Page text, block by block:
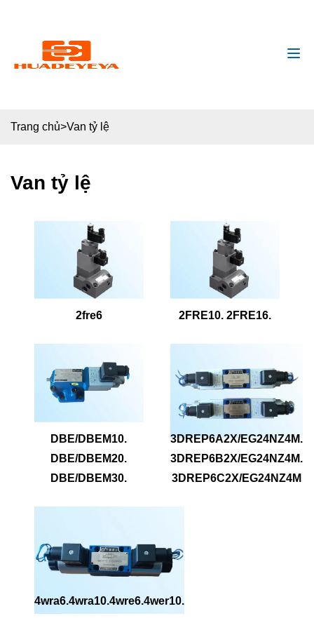
Trang chủ>Van tỷ lệ
Van tỷ lệ
2fre6 2FRE10. 2FRE16.
DBE/DBEM10.
DBE/DBEM20.
DBE/DBEM30.
3DREP6A2X/EG24NZ4M.
3DREP6B2X/EG24NZ4M.
3DREP6C2X/EG24NZ4M
4wra6.4wra10.4wre6.4wer10.